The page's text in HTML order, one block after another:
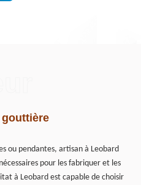
ou pendantes, artisan à Leobard
pour les fabriquer et les
à Leobard est capable de choisir